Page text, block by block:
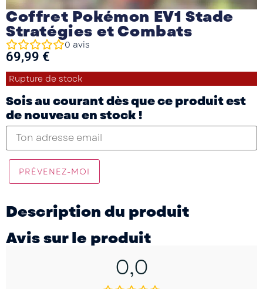
Coffret Pokémon EV1 Stade
Stratégies et Combats
0 avis
69,99 €
Rupture de stock
Sois au courant dès que ce produit est
de nouveau en stock !
PRÉVENEZ-MOI
Description du produit
Avis sur le produit
0,0